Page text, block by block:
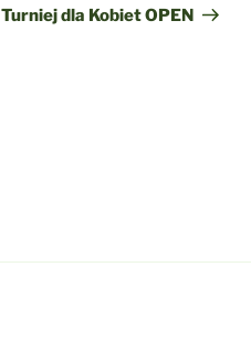
wpis
Turniej dla Kobiet OPEN